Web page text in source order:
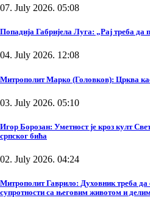
07. July 2026. 05:08
Попадија Габријела Луга: „Рај треба да
04. July 2026. 12:08
Митрополит Марко (Головков): Црква
03. July 2026. 05:10
Игор Борозан: Уметност је кроз култ
српског бића
02. July 2026. 04:24
Митрополит Гаврило: Духовник треба да
супротности са његовим животом и